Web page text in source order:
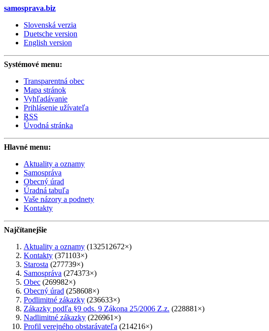
samosprava.biz
Slovenská verzia
Duetsche version
English version
Systémové menu:
Transparentná obec
Mapa stránok
Vyhľadávanie
Prihlásenie užívateľa
RSS
Úvodná stránka
Hlavné menu:
Aktuality a oznamy
Samospráva
Obecný úrad
Úradná tabuľa
Vaše názory a podnety
Kontakty
Najčítanejšie
Aktuality a oznamy (132512672×)
Kontakty (371103×)
Starosta (277739×)
Samospráva (274373×)
Obec (269982×)
Obecný úrad (258608×)
Podlimitné zákazky (236633×)
Zákazky podľa §9 ods. 9 Zákona 25/2006 Z.z. (228881×)
Nadlimitné zákazky (226961×)
Profil verejného obstarávateľa (214216×)